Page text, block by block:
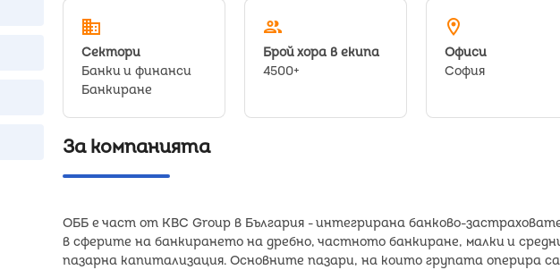
domain
Сектори
Банки и финанси
Банкиране
people
Брой хора в екипа
4500+
location_on
Oфиси
София
За компанията
ОББ е част от KBC Group в България - интегрирана банково-
в сферите на банкирането на дребно, частното банкиране, малки и
пазарна капитализация. Основните пазари, на които групата оперира са